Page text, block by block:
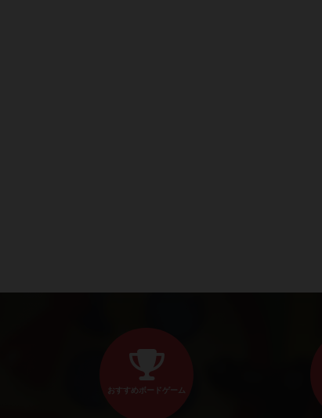
おすすめボードゲーム